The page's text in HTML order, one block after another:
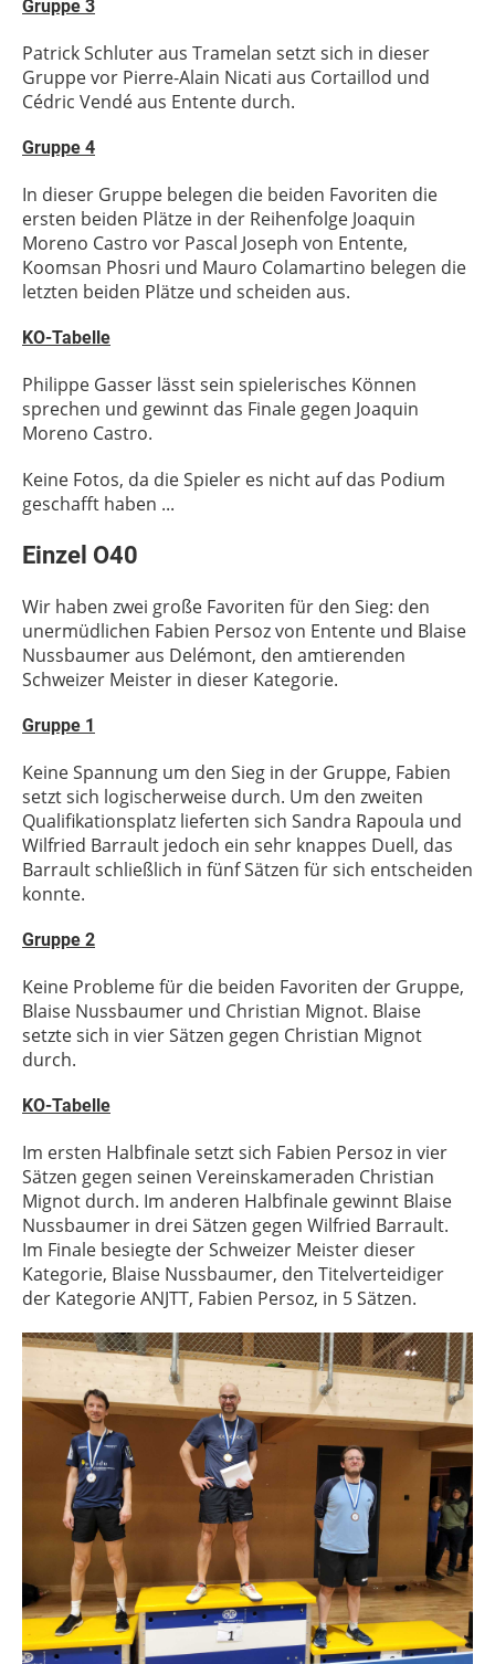
Gruppe 3
Patrick Schluter aus Tramelan setzt sich in dieser
Gruppe vor Pierre-Alain Nicati aus Cortaillod und
Cédric Vendé aus Entente durch.
Gruppe 4
In dieser Gruppe belegen die beiden Favoriten die
ersten beiden Plätze in der Reihenfolge Joaquin
Moreno Castro vor Pascal Joseph von Entente,
Koomsan Phosri und Mauro Colamartino belegen die
letzten beiden Plätze und scheiden aus.
KO-Tabelle
Philippe Gasser lässt sein spielerisches Können
sprechen und gewinnt das Finale gegen Joaquin
Moreno Castro.
Keine Fotos, da die Spieler es nicht auf das Podium
geschafft haben ...
Einzel O40
Wir haben zwei große Favoriten für den Sieg: den
unermüdlichen Fabien Persoz von Entente und Blaise
Nussbaumer aus Delémont, den amtierenden
Schweizer Meister in dieser Kategorie.
Gruppe 1
Keine Spannung um den Sieg in der Gruppe, Fabien
setzt sich logischerweise durch. Um den zweiten
Qualifikationsplatz lieferten sich Sandra Rapoula und
Wilfried Barrault jedoch ein sehr knappes Duell, das
Barrault schließlich in fünf Sätzen für sich entscheiden
konnte.
Gruppe 2
Keine Probleme für die beiden Favoriten der Gruppe,
Blaise Nussbaumer und Christian Mignot. Blaise
setzte sich in vier Sätzen gegen Christian Mignot
durch.
KO-Tabelle
Im ersten Halbfinale setzt sich Fabien Persoz in vier
Sätzen gegen seinen Vereinskameraden Christian
Mignot durch. Im anderen Halbfinale gewinnt Blaise
Nussbaumer in drei Sätzen gegen Wilfried Barrault.
Im Finale besiegte der Schweizer Meister dieser
Kategorie, Blaise Nussbaumer, den Titelverteidiger
der Kategorie ANJTT, Fabien Persoz, in 5 Sätzen.